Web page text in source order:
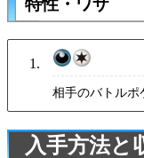
特性・ワザ
相手のバトルポ
入手方法と